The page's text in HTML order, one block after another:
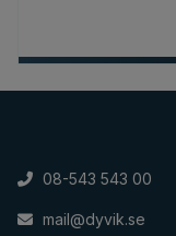
08-543 543 00
mail@dyvik.se